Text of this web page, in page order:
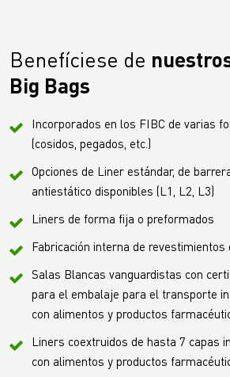
Benefíciese de
Big Bags
Incorporados en los FIBC de varias
(cosidos, pegados, etc.)
Opciones de Liner estándar, de
antiestático disponibles (L1, L2, L3)
Liners de forma fija o preformados
Fabricación interna de revestimientos
Salas Blancas vanguardistas con
para el embalaje para el transporte
con alimentos y productos
Liners coextruidos de hasta 7 capas
con alimentos y productos